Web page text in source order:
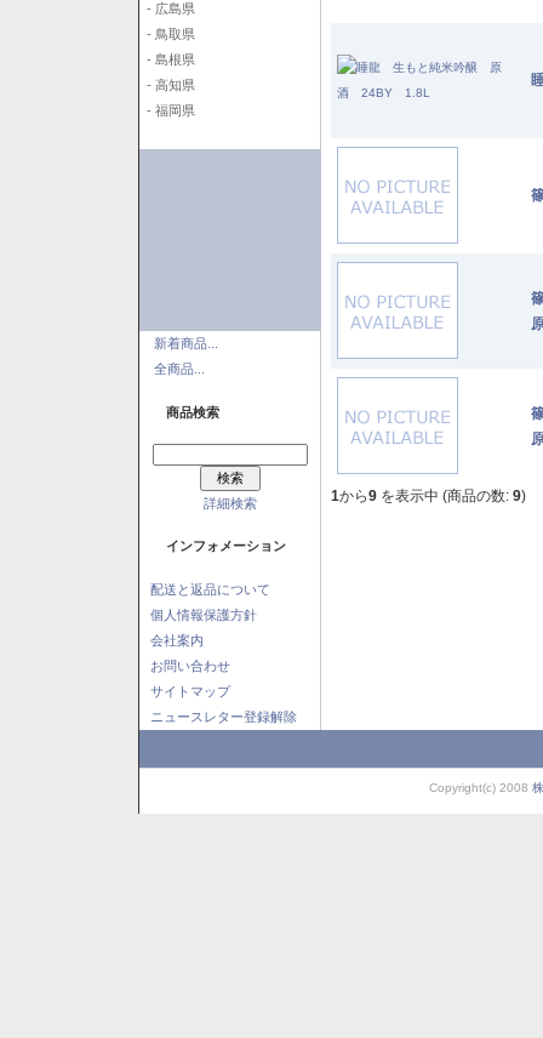
- 広島県
- 鳥取県
- 島根県
- 高知県
- 福岡県
新着商品...
全商品...
商品検索
詳細検索
インフォメーション
配送と返品について
個人情報保護方針
会社案内
お問い合わせ
サイトマップ
ニュースレター登録解除
1から9 を表示中 (商品の数: 9)
Copyright(c) 2008